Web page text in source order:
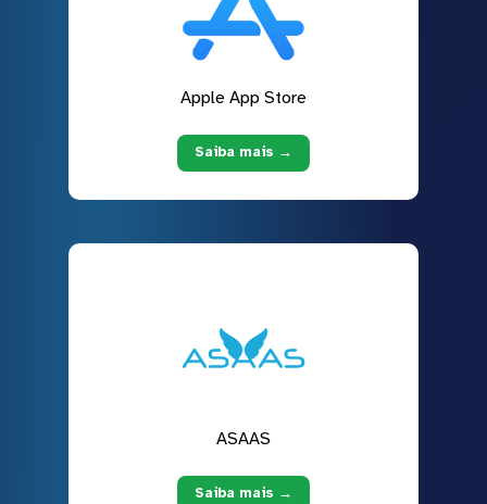
Apple App Store
Saiba mais →
ASAAS
Saiba mais →